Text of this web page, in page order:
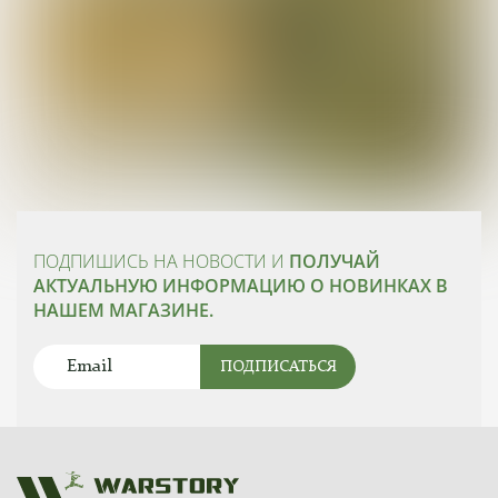
ПОДПИШИСЬ НА НОВОСТИ И ПОЛУЧАЙ
АКТУАЛЬНУЮ ИНФОРМАЦИЮ О НОВИНКАХ В
НАШЕМ МАГАЗИНЕ.
ПОДПИСАТЬСЯ